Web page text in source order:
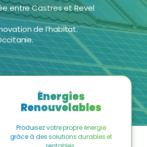
entre Castres et Revel
de l’habitat.
Énergies
Renouvelables
Produisez votre propre énergie
grâce à des solutions durables et